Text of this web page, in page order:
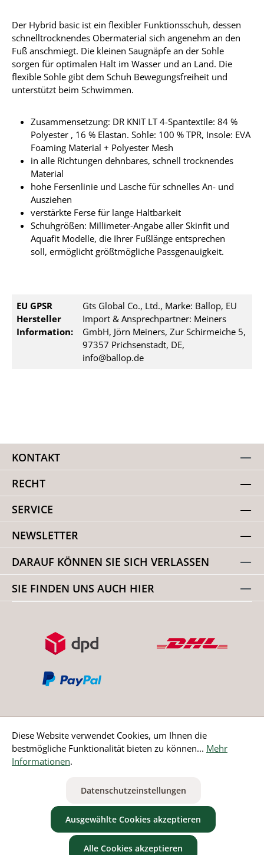
Der Hybrid basic ist ein flexibler Funktionsschuh, dessen
schnelltrocknendes Obermaterial sich angenehm an den
Fuß anschmiegt. Die kleinen Saugnäpfe an der Sohle
sorgen für optimalen Halt im Wasser und an Land. Die
flexible Sohle gibt dem Schuh Bewegungsfreiheit und
unterstützt beim Schwimmen.
Zusammensetzung: DR KNIT LT 4-Spantextile: 84 %
Polyester , 16 % Elastan. Sohle: 100 % TPR, Insole: EVA
Foaming Material + Polyester Mesh
in alle Richtungen dehnbares, schnell trocknendes
Material
hohe Fersenlinie und Lasche für schnelles An- und
Ausziehen
verstärkte Ferse für lange Haltbarkeit
Schuhgrößen: Millimeter-Angabe aller Skinfit und
Aquafit Modelle, die Ihrer Fußlänge entsprechen
soll, ermöglicht größtmögliche Passgenauigkeit.
EU GPSR
Hersteller
Information:
Gts Global Co., Ltd., Marke: Ballop, EU
Import & Ansprechpartner: Meiners
GmbH, Jörn Meiners, Zur Schirmeiche 5,
97357 Prichsenstadt, DE,
info@ballop.de
KONTAKT
RECHT
SERVICE
NEWSLETTER
DARAUF KÖNNEN SIE SICH VERLASSEN
SIE FINDEN UNS AUCH HIER
Bestellung widerrufen
ausgenommen Nicht EU-Länder
Diese Website verwendet Cookies, um Ihnen die
bestmögliche Funktionalität bieten zu können... Mehr
Informationen.
Datenschutzeinstellungen
Ausgewählte Cookies akzeptieren
Alle Cookies akzeptieren